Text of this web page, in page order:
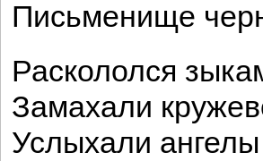
Письменище
Раскололся
Замахали
Услыхали